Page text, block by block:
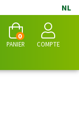
NL
PANIER
0
COMPTE